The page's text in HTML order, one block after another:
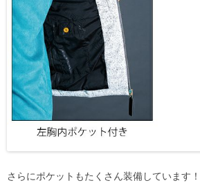
さらにポケットもたくさん装備しています！